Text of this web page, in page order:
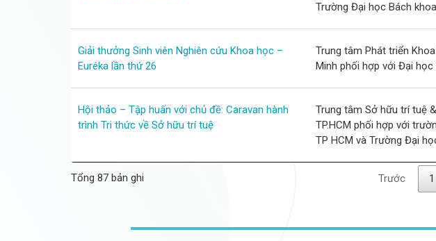
Trường Đại học Bách
Giải thưởng Sinh viên Nghiên cứu Khoa học –
Euréka lần thứ 26
Trung tâm Phát triển
Minh phối hợp với Đại học
Hội thảo – Tập huấn với chủ đề: Caravan hành
trình Tri thức về Sở hữu trí tuệ
Trung tâm Sở hữu trí tuệ
TP.HCM phối hợp với
TP HCM và Trường Đại
Tổng 87 bản ghi Trước 1